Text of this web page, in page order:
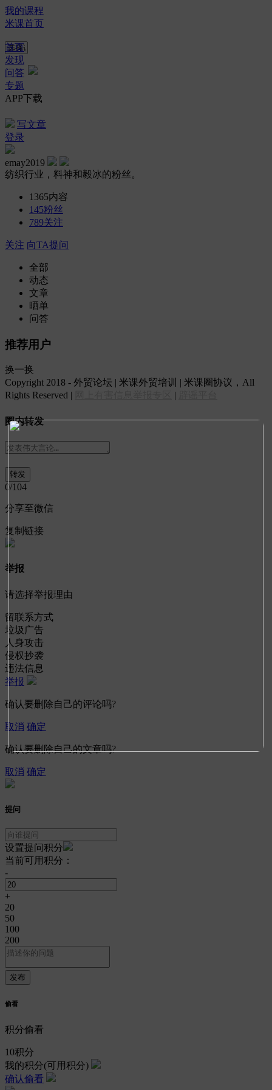
我的课程
米课首页
首页
发现
问答
专题
APP下载
写文章
登录
emay2019
纺织行业，料神和毅冰的粉丝。
1365内容
145粉丝
789关注
关注 向TA提问
全部
动态
文章
晒单
问答
推荐用户
换一换
Copyright 2018 - 外贸论坛 | 米课外贸培训 | 米课圈协议，All
Rights Reserved |
|
圈内转发
0/104
分享至微信
复制链接
举报
请选择举报理由
留联系方式
垃圾广告
人身攻击
侵权抄袭
违法信息
举报
确认要删除自己的评论吗?
取消 确定
确认要删除自己的文章吗?
取消 确定
提问
设置提问积分
当前可用积分：
-
+
20
50
100
200
偷看
积分偷看
10积分
我的积分(可用积分)
确认偷看